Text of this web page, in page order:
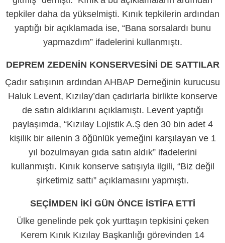
tepkiler daha da yükselmişti. Kınık tepkilerin ardından
yaptığı bir açıklamada ise, “Bana sorsalardı bunu
yapmazdım” ifadelerini kullanmıştı.
DEPREM ZEDENİN KONSERVESİNİ DE SATTILAR
Çadır satışının ardından AHBAP Derneğinin kurucusu
Haluk Levent, Kızılay’dan çadırlarla birlikte konserve
de satın aldıklarını açıklamıştı. Levent yaptığı
paylaşımda, “Kızılay Lojistik A.Ş den 30 bin adet 4
kişilik bir ailenin 3 öğünlük yemeğini karşılayan ve 1
yıl bozulmayan gıda satın aldık” ifadelerini
kullanmıştı. Kınık konserve satışıyla ilgili, “Biz değil
şirketimiz sattı” açıklamasını yapmıştı.
SEÇİMDEN İKİ GÜN ÖNCE İSTİFA ETTİ
Ülke genelinde pek çok yurttaşın tepkisini çeken
Kerem Kınık Kızılay Başkanlığı görevinden 14